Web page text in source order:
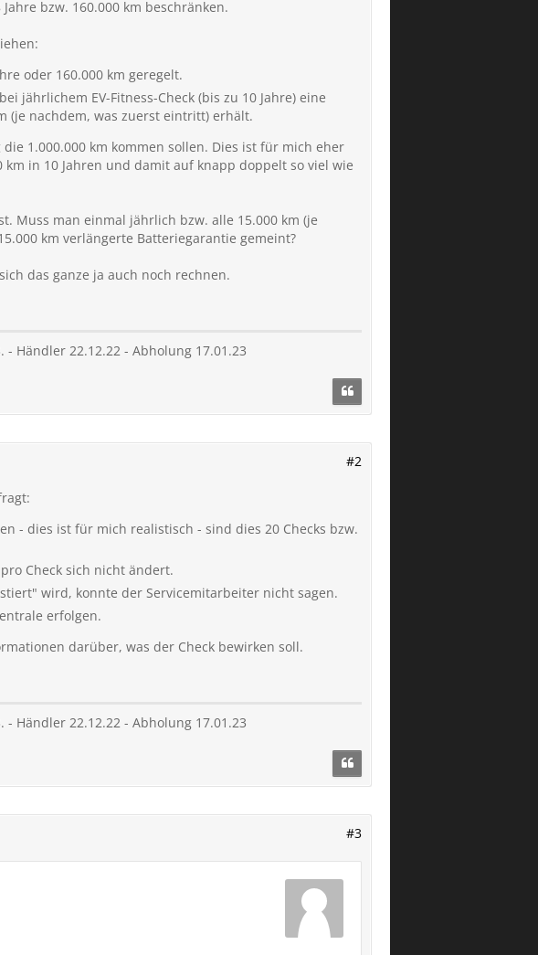
bzw. 160.000 km beschränken.
oder 160.000 km geregelt.
jährlichem EV-Fitness-Check (bis zu 10 Jahre) eine
(je nachdem, was zuerst eintritt) erhält.
1.000.000 km kommen sollen. Dies ist für mich eher
in 10 Jahren und damit auf knapp doppelt so viel wie
Muss man einmal jährlich bzw. alle 15.000 km (je
km verlängerte Batteriegarantie gemeint?
das ganze ja auch noch rechnen.
- Händler 22.12.22 - Abholung 17.01.23
#2
- dies ist für mich realistisch - sind dies 20 Checks bzw.
Check sich nicht ändert.
wird, konnte der Servicemitarbeiter nicht sagen.
erfolgen.
darüber, was der Check bewirken soll.
- Händler 22.12.22 - Abholung 17.01.23
#3